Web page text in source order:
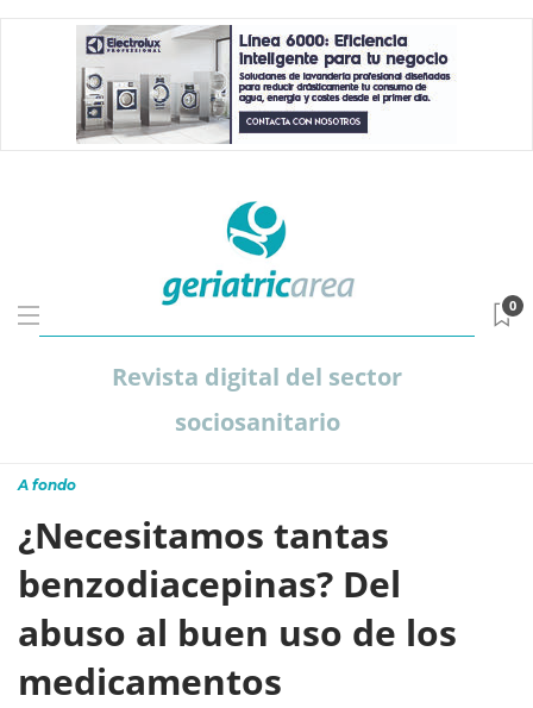
Revista digital del sector
sociosanitario
0
A fondo
¿Necesitamos tantas
benzodiacepinas? Del
abuso al buen uso de los
medicamentos